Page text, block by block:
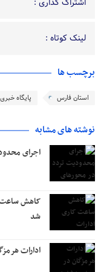
اشتراک گذاری :
لینک کوتاه :
برچسب ها
استان فارس پایگاه
نوشته های مشابه
اجرای
کاهش ساعت
شد
ادارات